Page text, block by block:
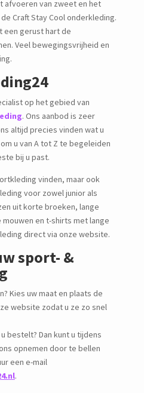
afvoeren van zweet en het
Craft Stay Cool onderkleding.
een gerust hart de
Veel bewegingsvrijheid en
op het gebied van
. Ons aanbod is zeer
altijd precies vinden wat u
u van A tot Z te begeleiden
bij u past.
vinden, maar ook
voor zowel junior als
uit korte broeken, lange
en t-shirts met lange
direct via onze website.
sport- &
Kies uw maat en plaats de
website zodat u ze zo snel
bestelt? Dan kunt u tijdens
opnemen door te bellen
een e-mail
.